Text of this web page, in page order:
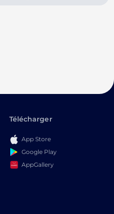
Télécharger
App Store
Google Play
AppGallery